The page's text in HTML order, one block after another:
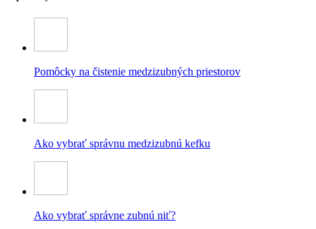
Pomôcky na čistenie medzizubných priestorov
Ako vybrať správnu medzizubnú kefku
Ako vybrať správne zubnú niť?